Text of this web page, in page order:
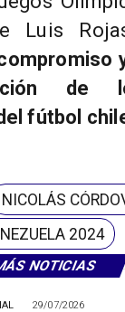
NOTICIAS
29/07/2026
Luis
de
fútbol
NICOLÁS
2024